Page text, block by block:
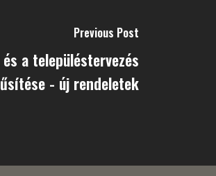
Previous Post
a településtervezés
- új rendeletek